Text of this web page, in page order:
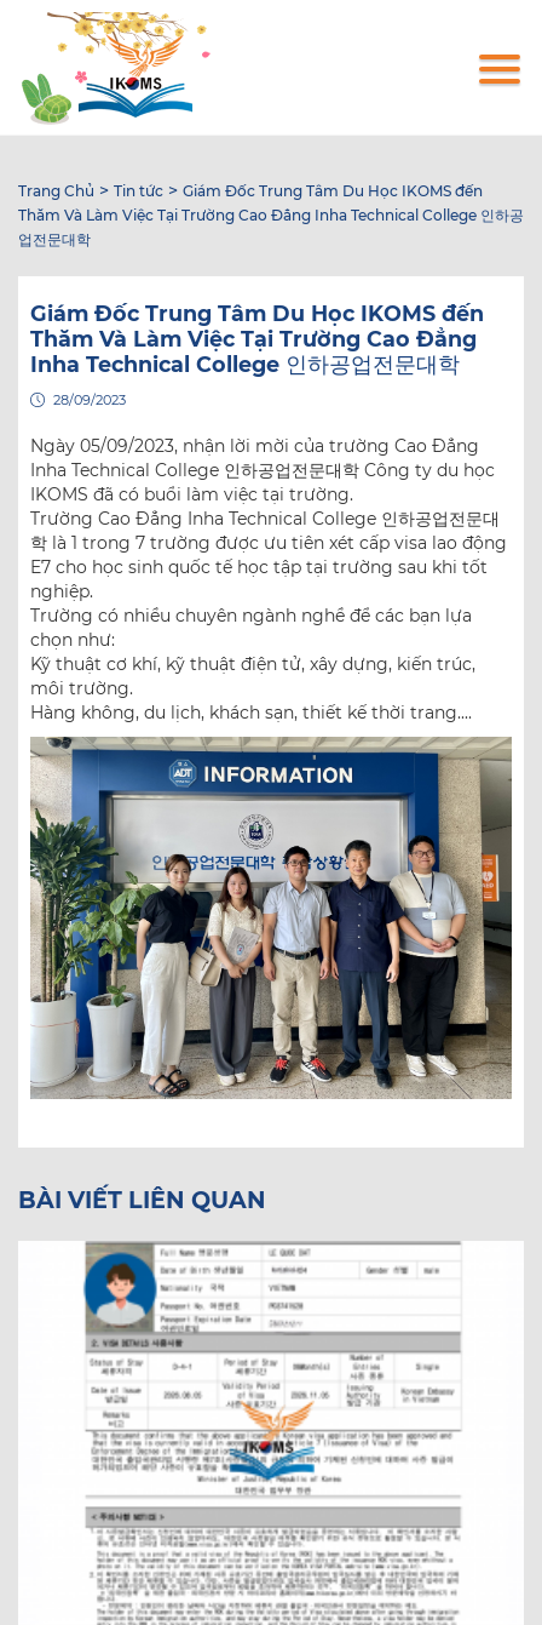
dung
Trang Chủ > Tin tức > Giám Đốc Trung Tâm Du Học IKOMS đến
Thăm Và Làm Việc Tại Trường Cao Đẳng Inha Technical College 인하공
업전문대학
Giám Đốc Trung Tâm Du Học IKOMS đến
Thăm Và Làm Việc Tại Trường Cao Đẳng
Inha Technical College 인하공업전문대학
28/09/2023
Ngày 05/09/2023, nhận lời mời của trường Cao Đẳng
Inha Technical College 인하공업전문대학 Công ty du học
IKOMS đã có buổi làm việc tại trường.
Trường Cao Đẳng Inha Technical College 인하공업전문대
학 là 1 trong 7 trường được ưu tiên xét cấp visa lao động
E7 cho học sinh quốc tế học tập tại trường sau khi tốt
nghiệp.
Trường có nhiều chuyên ngành nghề để các bạn lựa
chọn như:
Kỹ thuật cơ khí, kỹ thuật điện tử, xây dựng, kiến trúc,
môi trường.
Hàng không, du lịch, khách sạn, thiết kế thời trang....
BÀI VIẾT LIÊN QUAN